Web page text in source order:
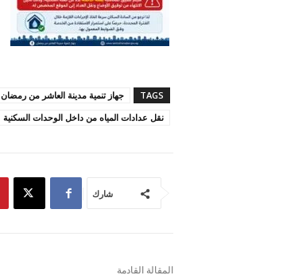
TAGS جهاز تنمية مدينة العاشر من رمضان
نقل عدادات المياه من داخل الوحدات السكنية
شارك
المقالة القادمة